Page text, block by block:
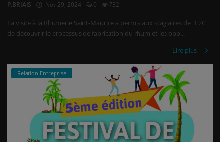
P.BRIAIS Nov 29, 2024 0 732
La visite à la Rhumerie Saint-Maurice a permis aux stagiaires de l'E2C
de découvrir le processus de fabrication du rhum et les opp...
Lire plus
Relation Entreprise